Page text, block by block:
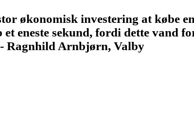
økonomisk investering at købe
eneste sekund, fordi dette vand
Ragnhild Arnbjørn, Valby